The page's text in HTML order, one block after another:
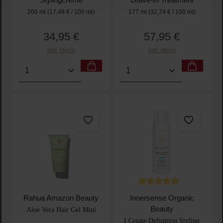
200 ml (17,48 € / 100 ml)
Regulärer Preis:
34,95 €
Inkl. MwSt
Produkt Anzahl: Gib den gewünschten Wert ein
177 ml (32,74 € / 100 ml)
Regulärer Preis:
57,95 €
Inkl. MwSt
Produkt Anzahl: Gib
Rahua Amazon Beauty
Aloe Vera Hair Gel Mini
Innersense Organic
Beauty
I Create Definition Styling